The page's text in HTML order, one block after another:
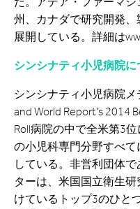
州、カナダで研究開発
展開している。詳細は
シンシナティ小児病院に
シンシナティ小児病院メ
and World Report's 2014
Roll病院の中で全米第3
の小児科専門分野すべ
している。非営利団体
ターは、米国国立衛生
けているトップ3のひと